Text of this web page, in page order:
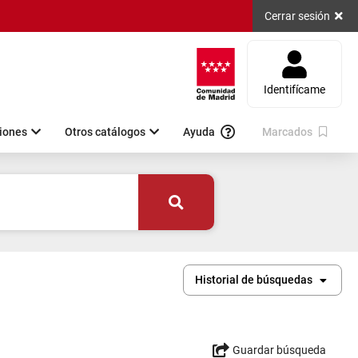
Cerrar sesión
Identifícame
Otros catálogos Ayuda Marcados
Historial de búsquedas
Guardar búsqueda